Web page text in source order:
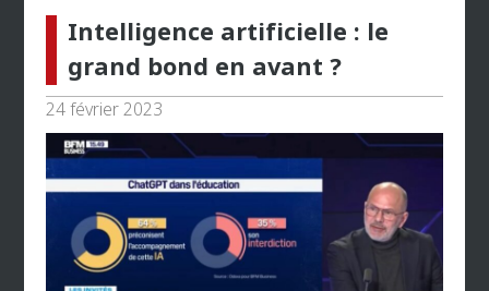
PROPOSITION DE VALEUR
RÉSEAU
CONTACT
Intelligence artificielle : le
grand bond en avant ?
24 février 2023